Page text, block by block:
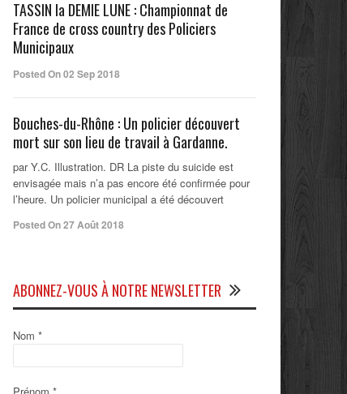
TASSIN la DEMIE LUNE : Championnat de
France de cross country des Policiers
Municipaux
Posted On 02 Sep 2018
Bouches-du-Rhône : Un policier découvert
mort sur son lieu de travail à Gardanne.
par Y.C. Illustration. DR La piste du suicide est
envisagée mais n’a pas encore été confirmée pour
l’heure. Un policier municipal a été découvert
Posted On 27 Août 2018
ABONNEZ-VOUS À NOTRE NEWSLETTER
Nom *
Prénom *